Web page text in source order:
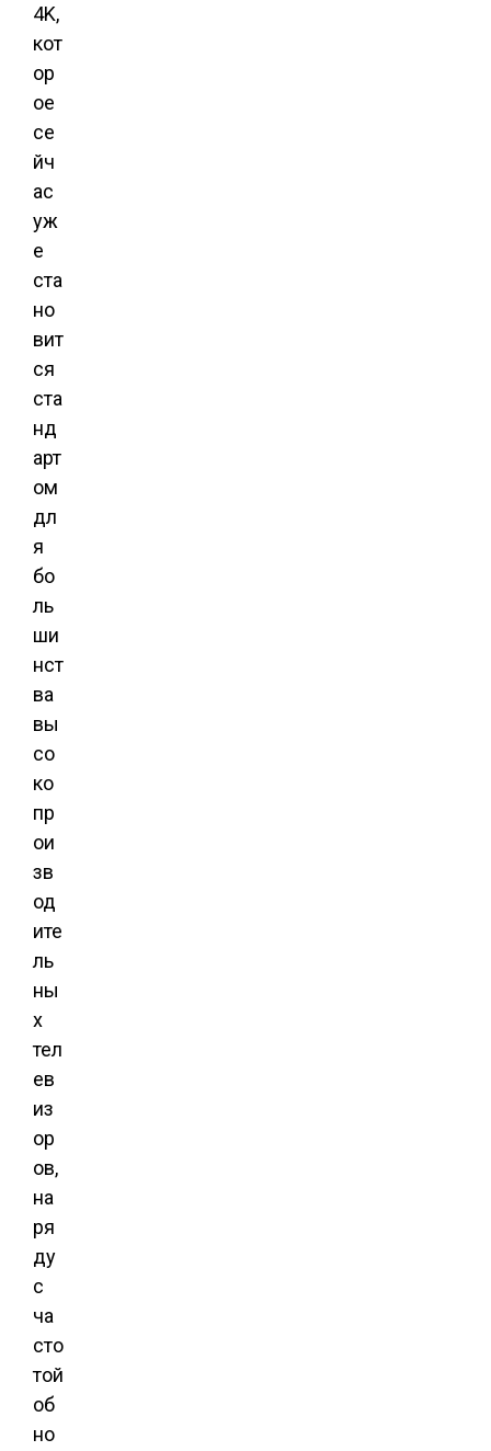
4K,
кот
ор
ое
се
йч
ас
уж
е
ста
но
вит
ся
ста
нд
арт
ом
дл
я
бо
ль
ши
нст
ва
вы
со
ко
пр
ои
зв
од
ите
ль
ны
х
тел
ев
из
ор
ов,
на
ря
ду
с
ча
сто
той
об
но